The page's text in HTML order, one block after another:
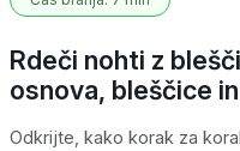
Rdeči nohti z
osnova, bleščice
Odkrijte, kako korak za